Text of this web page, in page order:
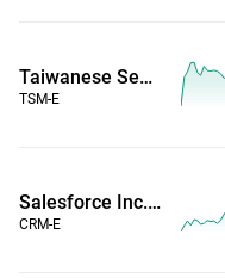
Taiwanese Semiconductor Manufacturing Co. (Horas Estendidas)
TSM-E
Salesforce Inc. (Horas Estendidas)
CRM-E